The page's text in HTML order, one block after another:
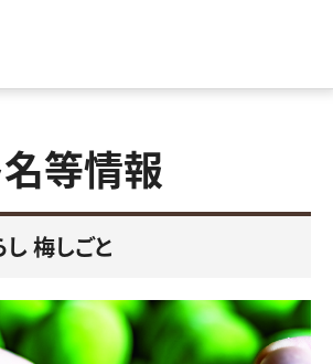
等情報
梅しごと